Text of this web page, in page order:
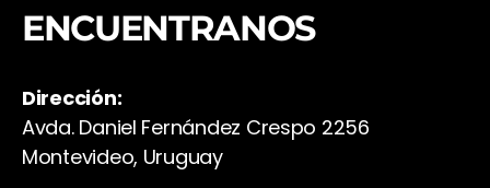
ENCUENTRANOS
Dirección:
Avda. Daniel Fernández Crespo 2256
Montevideo, Uruguay